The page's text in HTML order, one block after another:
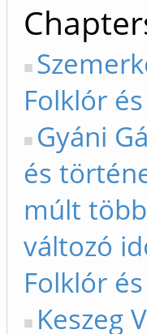
Folklór
Gyáni
és
múlt
változó
Folklór
Keszeg